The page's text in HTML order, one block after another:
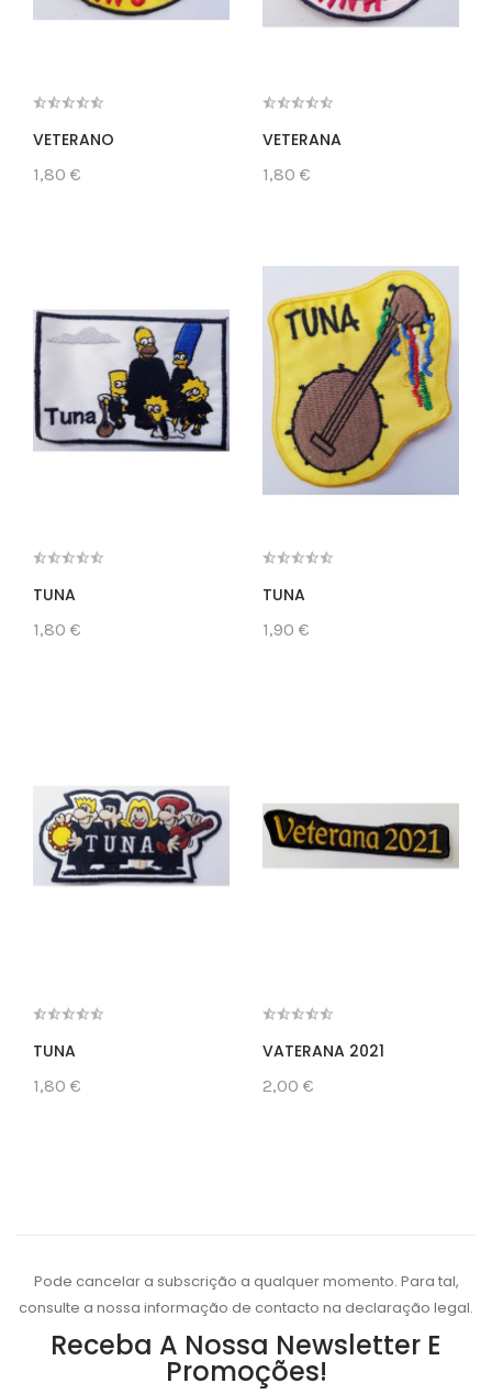
VETERANO
1,80 €
VETERANA
1,80 €
TUNA
1,80 €
TUNA
1,90 €
TUNA
1,80 €
VATERANA 2021
2,00 €
Pode cancelar a subscrição a qualquer momento. Para tal,
consulte a nossa informação de contacto na declaração legal.
Receba A Nossa Newsletter E
Promoções!